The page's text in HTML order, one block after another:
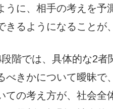
うに、相手の考えを予
きるようになることが
階では、具体的な2者
べきかについて曖昧で
ての考え方が、社会全